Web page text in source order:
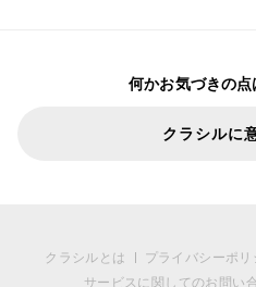
何かお気づきの点
クラシルに
クラシルとは プライバシーポリ
サービスに関してのお問い